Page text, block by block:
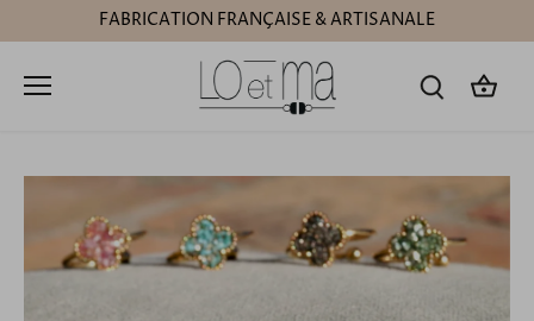
au
FABRICATION FRANÇAISE & ARTISANALE